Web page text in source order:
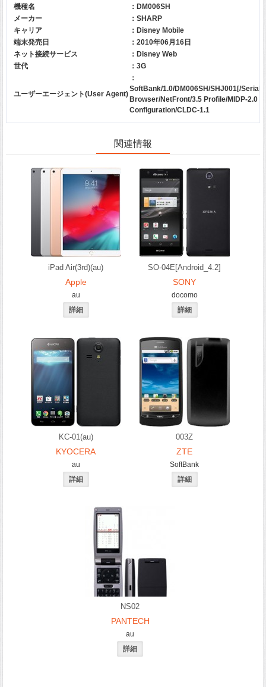
機種名
：DM006SH
メーカー
： SHARP
キャリア
： Disney Mobile
端末発売日
：2010年06月16日
ネット接続サービス
：Disney Web
世代
：3G
ユーザーエージェント(User Agent)
：
SoftBank/1.0/DM006SH/SHJ001[/Serial]
Browser/NetFront/3.5 Profile/MIDP-2.0
Configuration/CLDC-1.1
関連情報
iPad Air(3rd)(au)
Apple
au
SO-04E[Android_4.2]
SONY
docomo
KC-01(au)
KYOCERA
au
003Z
ZTE
SoftBank
NS02
PANTECH
au